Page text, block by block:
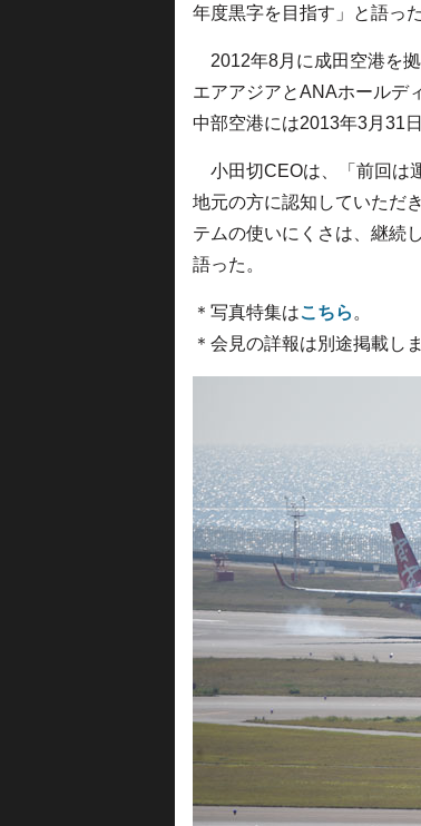
年度黒字を目指す」と語った
2012年8月に成田空港を
エアアジアとANAホールデ
中部空港には2013年3月31
小田切CEOは、「前回は
地元の方に認知していただ
テムの使いにくさは、継続
語った。
＊写真特集はこちら 。
＊会見の詳報は別途掲載しま